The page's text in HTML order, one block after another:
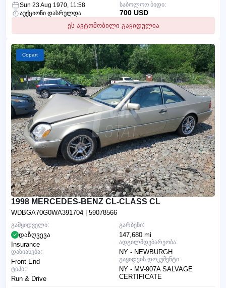
Sun 23 Aug 1970, 11:58
აუქციონი დასრულდა
ეს ავტომობილი გაყიდულია
საბოლოო ბიდი:
700 USD
Copart
1998 MERCEDES-BENZ CL-CLASS CL
WDBGA70G0WA391704 | 59078566
გარბენი:
147,680 mi
ადგილმდებარეობა:
NY - NEWBURGH
გაყიდვის დოკუმენტი:
NY - MV-907A SALVAGE
CERTIFICATE
გამყიდველი:
დაზღვევა
Insurance
დაზიანება:
Front End
ტიპი:
Run & Drive